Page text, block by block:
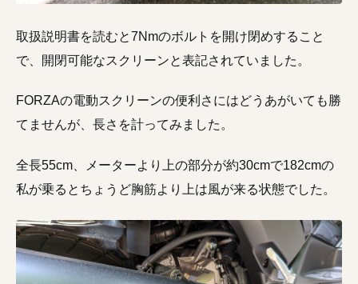
取扱説明書を読むと7Nmのボルトを開け閉めすること
で、開閉可能なスクリーンと表記されていました。
FORZAの電動スクリーンの便利さにはどうあがいても勝
てませんが、長さを計ってみました。
全長55cm、メーターより上の部分が約30cmで182cmの
私が乗るとちょうど胸筋より上は風が来る状態でした。